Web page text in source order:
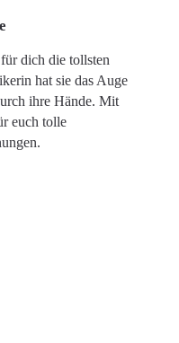
dich die tollsten
hat sie das Auge
ihre Hände. Mit
euch tolle